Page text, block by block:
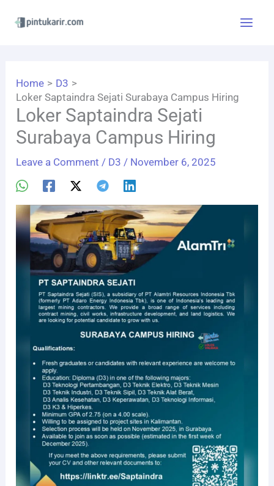
Home
D3
Loker Saptaindra Sejati Surabaya Campus Hiring
Loker Saptaindra Sejati
Surabaya Campus Hiring
Leave a Comment / D3 / November 6, 2025